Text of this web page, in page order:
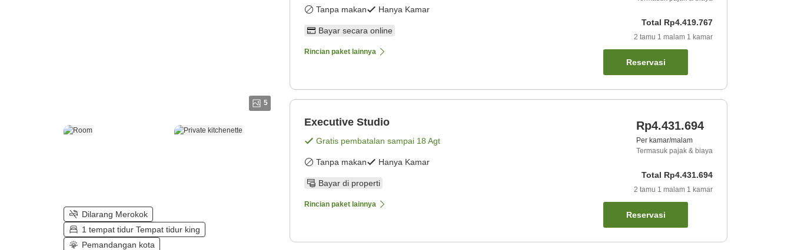
5
Dilarang Merokok
1 tempat tidur Tempat tidur king
Pemandangan kota
Tanpa makan Hanya Kamar
Bayar secara online
Rincian paket lainnya
Total Rp4.419.767
2 tamu 1 malam 1 kamar
Reservasi
Executive Studio
Gratis pembatalan sampai 18 Agt
Tanpa makan Hanya Kamar
Bayar di properti
Rincian paket lainnya
Rp4.431.694
Per kamar/malam
Termasuk pajak & biaya
Total Rp4.431.694
2 tamu 1 malam 1 kamar
Reservasi